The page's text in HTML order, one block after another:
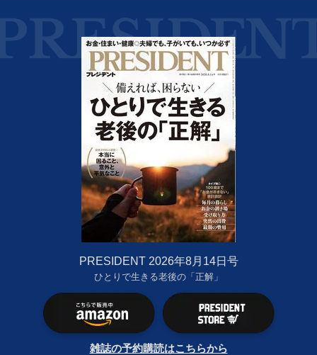
PRESIDENT 2026年8月14日号
ひとりで生きる老後の「正解」
雑誌の予約購読はこちらから